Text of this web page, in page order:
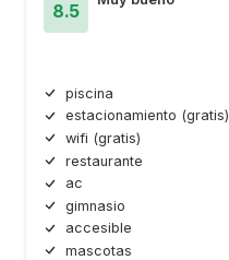
8.5
piscina
estacionamiento (gratis)
wifi (gratis)
restaurante
ac
gimnasio
accesible
mascotas